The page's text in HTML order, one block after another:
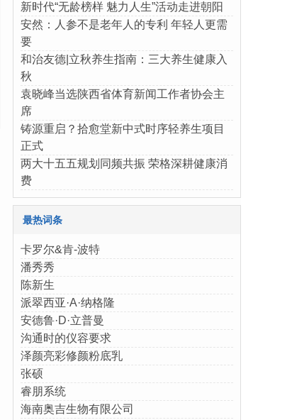
新时代“无龄榜样 魅力人生”活动走进朝阳
安然：人参不是老年人的专利 年轻人更需
要
和治友德|立秋养生指南：三大养生健康入
秋
袁晓峰当选陕西省体育新闻工作者协会主
席
铸源重启？拾愈堂新中式时序轻养生项目
正式
两大十五五规划同频共振 荣格深耕健康消
费
最热词条
卡罗尔&肯-波特
潘秀秀
陈新生
派翠西亚·A·纳格隆
安德鲁·D·立普曼
沟通时的仪容要求
泽颜亮彩修颜粉底乳
张硕
睿朋系统
海南奥吉生物有限公司